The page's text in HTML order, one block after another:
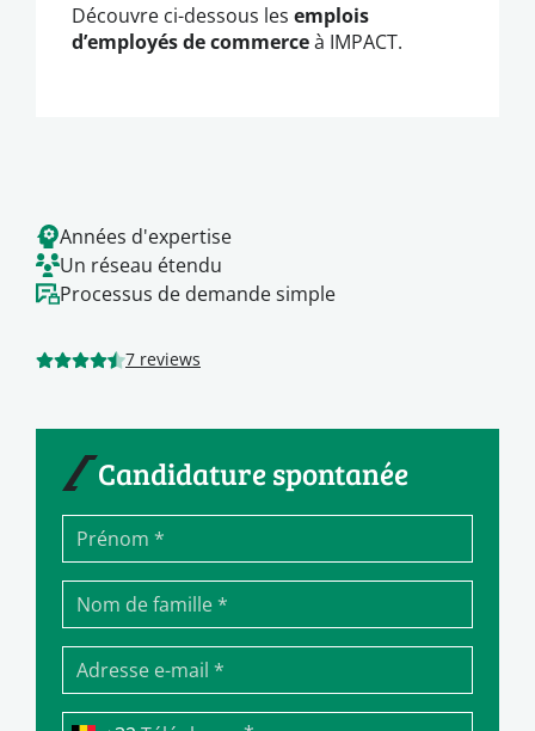
Découvre ci-dessous les emplois
d’employés de commerceà IMPACT.
Candidature spontanée
Années d'expertise
Un réseau étendu
Processus de demande simple
7 reviews